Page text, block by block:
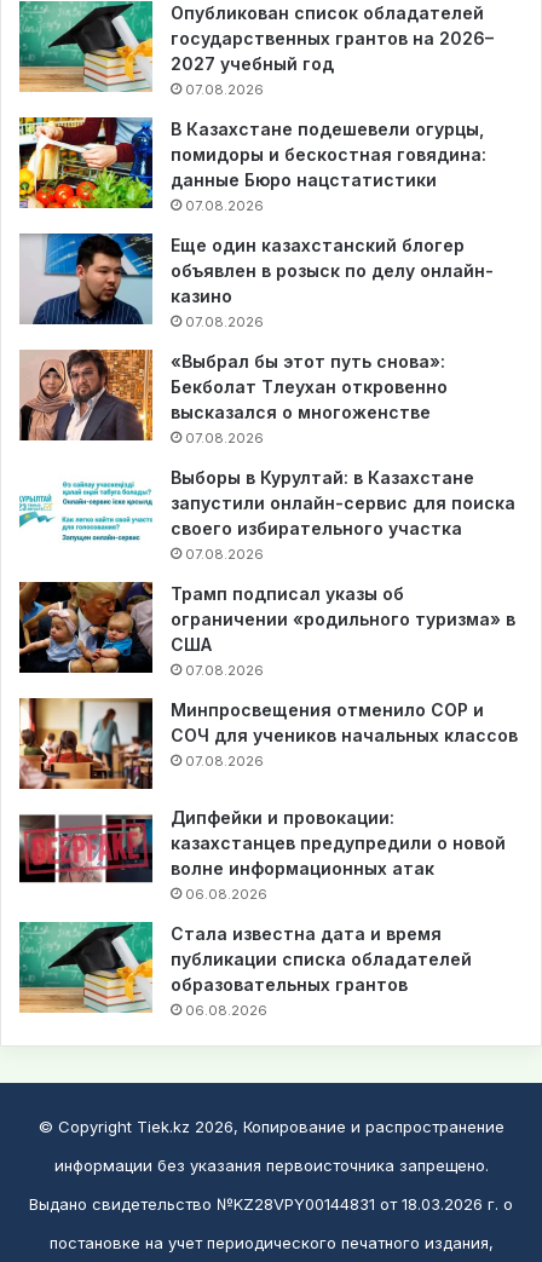
Опубликован список обладателей
государственных грантов на 2026–
2027 учебный год
07.08.2026
В Казахстане подешевели огурцы,
помидоры и бескостная говядина:
данные Бюро нацстатистики
07.08.2026
Еще один казахстанский блогер
объявлен в розыск по делу онлайн-
казино
07.08.2026
«Выбрал бы этот путь снова»:
Бекболат Тлеухан откровенно
высказался о многоженстве
07.08.2026
Выборы в Курултай: в Казахстане
запустили онлайн-сервис для поиска
своего избирательного участка
07.08.2026
Трамп подписал указы об
ограничении «родильного туризма» в
США
07.08.2026
Минпросвещения отменило СОР и
СОЧ для учеников начальных классов
07.08.2026
Дипфейки и провокации:
казахстанцев предупредили о новой
волне информационных атак
06.08.2026
Стала известна дата и время
публикации списка обладателей
образовательных грантов
06.08.2026
© Copyright Tiek.kz 2026, Копирование и распространение
информации без указания первоисточника запрещено.
Выдано свидетельство №KZ28VPY00144831 от 18.03.2026 г. о
постановке на учет периодического печатного издания,